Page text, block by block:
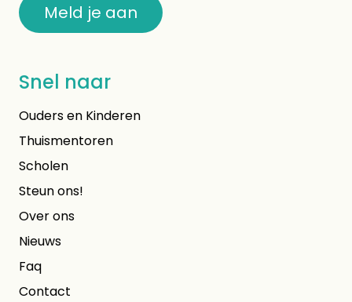
Meld je aan
Snel naar
Ouders en Kinderen
Thuismentoren
Scholen
Steun ons!
Over ons
Nieuws
Faq
Contact